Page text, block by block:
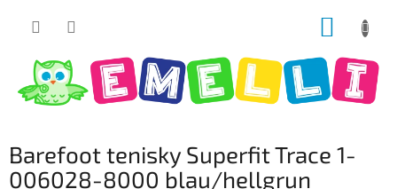
Barefoot tenisky Superfit Trace 1-
006028-8000 blau/hellgrun